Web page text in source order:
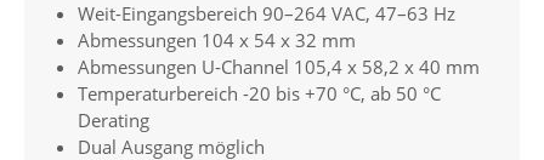
Weit-Eingangsbereich 90–264 VAC, 47–63 Hz
Abmessungen 104 x 54 x 32 mm
Abmessungen U-Channel 105,4 x 58,2 x 40 mm
Temperaturbereich -20 bis +70 °C, ab 50 °C
Derating
Dual Ausgang möglich